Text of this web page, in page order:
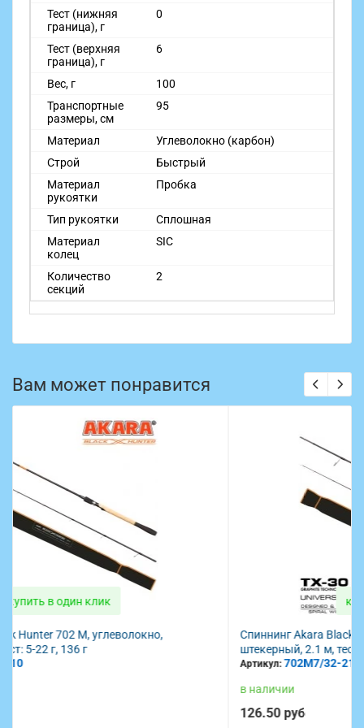
Тест (нижняя
граница), г
0
Тест (верхняя
граница), г
6
Вес, г
100
Транспортные
размеры, см
95
Материал
Углеволокно (карбон)
Строй
Быстрый
Материал
рукоятки
Пробка
Тип рукоятки
Сплошная
Материал
колец
SIC
Количество
секций
2
Вам может понравится
Спиннинг Akara Black Hunter 702 M, углеволокно,
штекерный, 2.1 м, тест: 7-32 г, 142 г